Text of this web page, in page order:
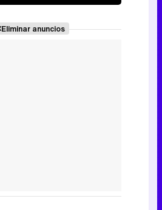
Eliminar anuncios